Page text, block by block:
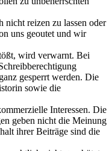
nicht reizen zu lassen oder
uns geoutet und wir
wird verwarnt. Bei
gesperrt werden. Die
sowie die
Interessen. Die
geben nicht die Meinung
ihrer Beiträge sind die